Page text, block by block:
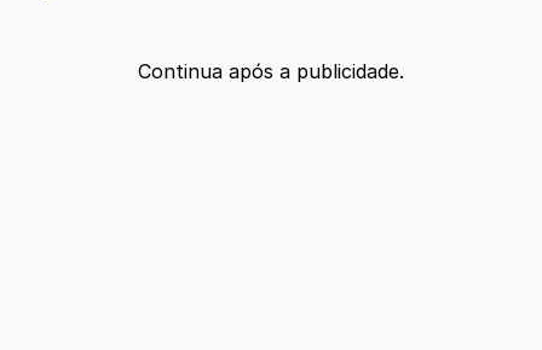
Continua após a publicidade.